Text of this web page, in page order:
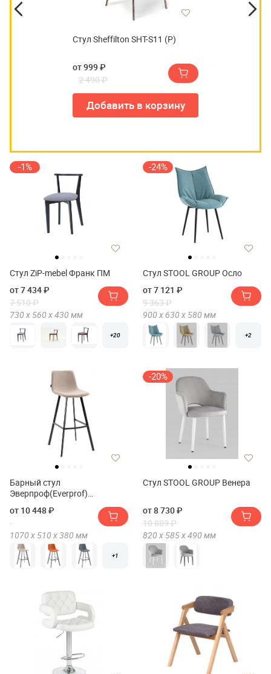
Стул Sheffilton SHT-S11 (Р)
от 999 ₽
2 490 ₽
Добавить в корзину
-1%
Стул ZiP-mebel Франк ПМ
от 7 434 ₽
7 510 ₽
730 х 560 х430 мм
+20
-24%
Стул STOOL GROUP Осло
от 7 121 ₽
9 363 ₽
900 х 630 х 580 мм
+2
Барный стул
Эверпроф(Everprof)
от 10 448 ₽
1070 х 510 х380 мм
+1
-20%
Стул STOOL GROUP Венера
от 8 730 ₽
10 889 ₽
820 х 585 х490 мм